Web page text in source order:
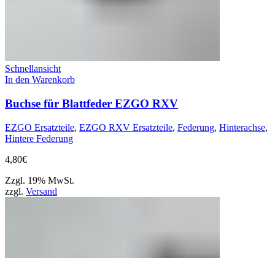
Schnellansicht
In den Warenkorb
Buchse für Blattfeder EZGO RXV
EZGO Ersatzteile, EZGO RXV Ersatzteile, Federung, Hinterachse,
Hintere Federung
4,80€
Zzgl. 19% MwSt.
zzgl. Versand